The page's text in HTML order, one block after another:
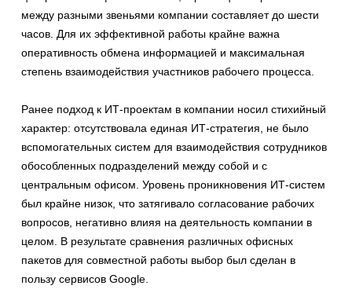
между разными звеньями компании составляет до шести
часов. Для их эффективной работы крайне важна
оперативность обмена информацией и максимальная
степень взаимодействия участников рабочего процесса.
Ранее подход к ИТ-проектам в компании носил стихийный
характер: отсутствовала единая ИТ-стратегия, не было
вспомогательных систем для взаимодействия сотрудников
обособленных подразделений между собой и с
центральным офисом. Уровень проникновения ИТ-систем
был крайне низок, что затягивало согласование рабочих
вопросов, негативно влияя на деятельность компании в
целом. В результате сравнения различных офисных
пакетов для совместной работы выбор был сделан в
пользу сервисов Google.